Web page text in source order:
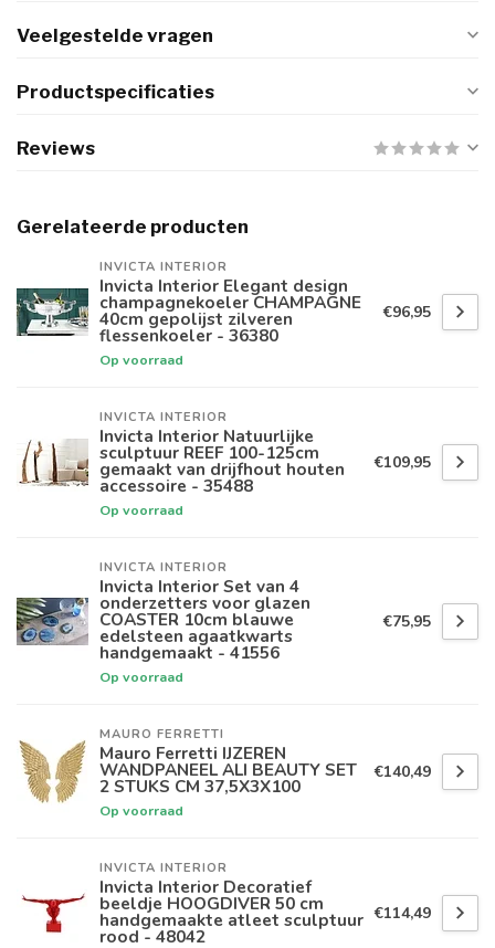
Veelgestelde vragen
Productspecificaties
Reviews
Gerelateerde producten
INVICTA INTERIOR
Invicta Interior Elegant design
champagnekoeler CHAMPAGNE
40cm gepolijst zilveren
flessenkoeler - 36380
Op voorraad
€96,95
INVICTA INTERIOR
Invicta Interior Natuurlijke
sculptuur REEF 100-125cm
gemaakt van drijfhout houten
accessoire - 35488
Op voorraad
€109,95
INVICTA INTERIOR
Invicta Interior Set van 4
onderzetters voor glazen
COASTER 10cm blauwe
edelsteen agaatkwarts
handgemaakt - 41556
Op voorraad
€75,95
MAURO FERRETTI
Mauro Ferretti IJZEREN
WANDPANEEL ALI BEAUTY SET
2 STUKS CM 37,5X3X100
Op voorraad
€140,49
INVICTA INTERIOR
Invicta Interior Decoratief
beeldje HOOGDIVER 50 cm
handgemaakte atleet sculptuur
rood - 48042
€114,49